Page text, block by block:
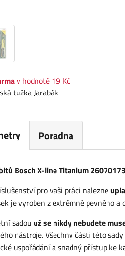
v hodnotě 19 Kč
tužka Jarabák
Poradna
Bosch X-line Titanium
pro vaši práci nalezne
je vyroben z extrémně pevného
sadou už se nikdy nebudete
nástroje. Všechny části této
uspořádání a snadný přístup ke